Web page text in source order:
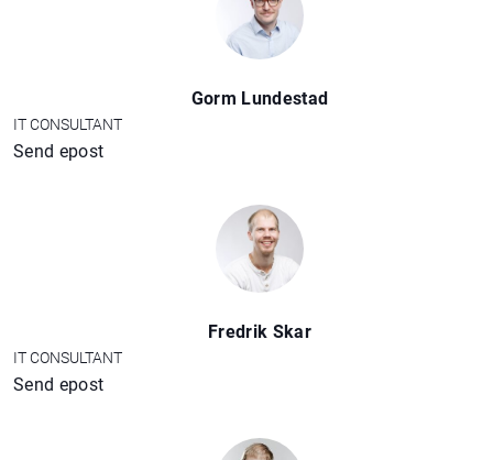
Gorm Lundestad
IT CONSULTANT
Send epost
Fredrik Skar
IT CONSULTANT
Send epost